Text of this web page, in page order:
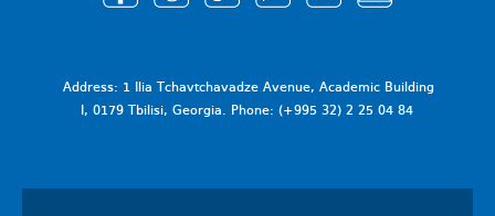
Address: 1 Ilia Tchavtchavadze Avenue, Academic Building
I, 0179 Tbilisi, Georgia. Phone: (+995 32) 2 25 04 84